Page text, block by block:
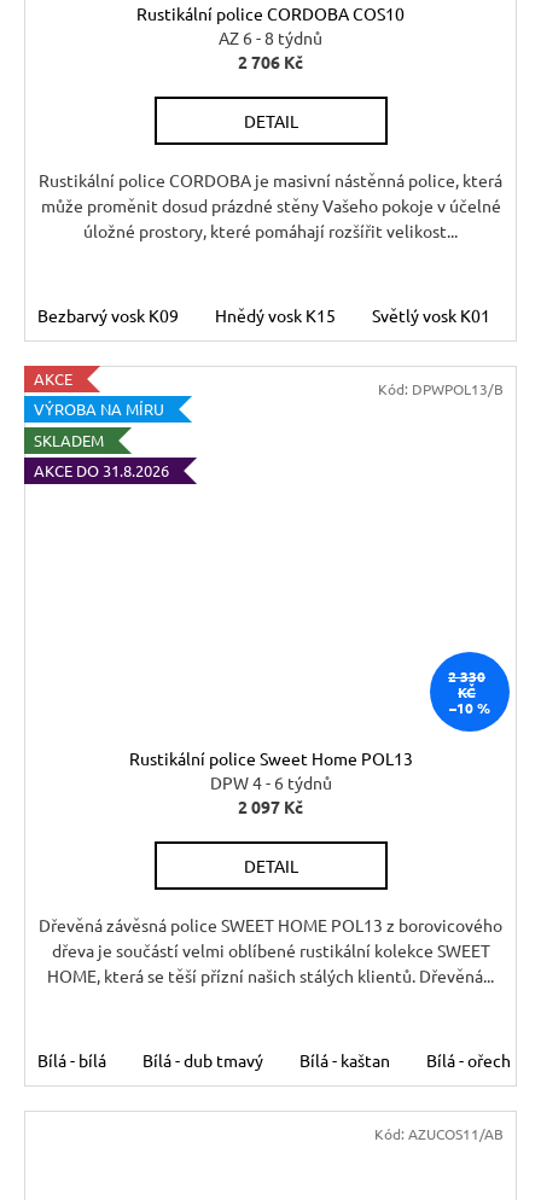
Rustikální police CORDOBA COS10
AZ 6 - 8 týdnů
2 706 Kč
DETAIL
Rustikální police CORDOBA je masivní nástěnná police, která
může proměnit dosud prázdné stěny Vašeho pokoje v účelné
úložné prostory, které pomáhají rozšířit velikost...
Bezbarvý vosk K09 Hnědý vosk K15 Světlý vosk K01
AKCE
VÝROBA NA MÍRU
SKLADEM
AKCE DO 31.8.2026
2 330
KČ
–10 %
Rustikální police Sweet Home POL13
DPW 4 - 6 týdnů
2 097 Kč
DETAIL
Dřevěná závěsná police SWEET HOME POL13 z borovicového
dřeva je součástí velmi oblíbené rustikální kolekce SWEET
HOME, která se těší přízní našich stálých klientů. Dřevěná...
Bílá - bílá Bílá - dub tmavý Bílá - kaštan Bílá - ořech
Kód: DPWPOL13/B
Kód: AZUCOS11/AB